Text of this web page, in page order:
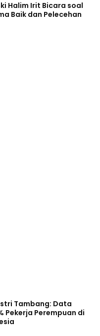
Halim Irit Bicara soal
Baik dan Pelecehan
Tambang: Data
Pekerja Perempuan di